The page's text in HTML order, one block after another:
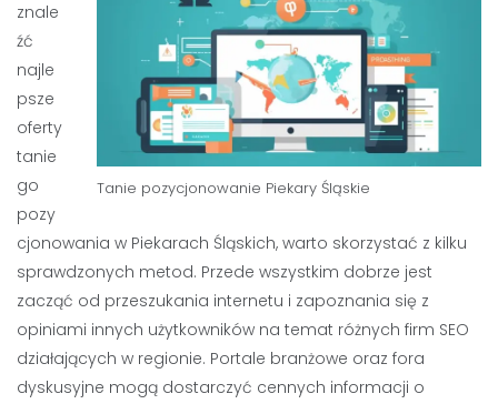
Tanie pozycjonowanie Piekary Śląskie
znale
źć
najle
psze
oferty
tanie
go
pozy
cjonowania w Piekarach Śląskich, warto skorzystać z kilku
sprawdzonych metod. Przede wszystkim dobrze jest
zacząć od przeszukania internetu i zapoznania się z
opiniami innych użytkowników na temat różnych firm SEO
działających w regionie. Portale branżowe oraz fora
dyskusyjne mogą dostarczyć cennych informacji o